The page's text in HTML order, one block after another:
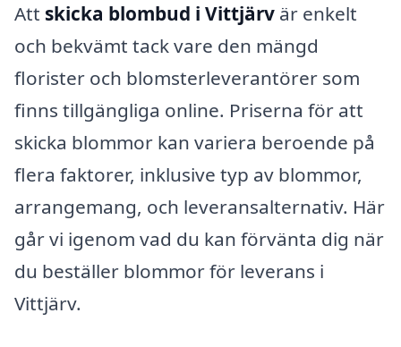
Att skicka blombud i Vittjärv är enkelt
och bekvämt tack vare den mängd
florister och blomsterleverantörer som
finns tillgängliga online. Priserna för att
skicka blommor kan variera beroende på
flera faktorer, inklusive typ av blommor,
arrangemang, och leveransalternativ. Här
går vi igenom vad du kan förvänta dig när
du beställer blommor för leverans i
Vittjärv.